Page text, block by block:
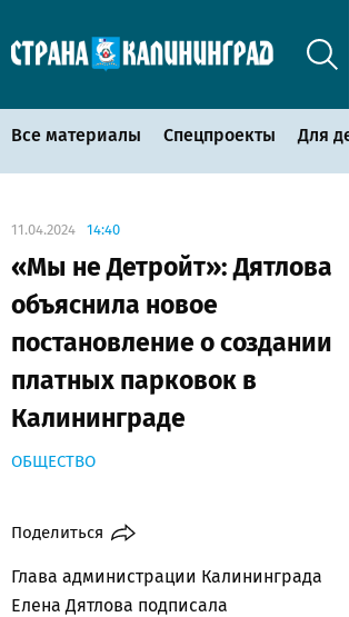
Все материалы Спецпроекты Для
11.04.2024 14:40
«Мы не Детройт»: Дятлова
объяснила новое
постановление о создании
платных парковок в
Калининграде
ОБЩЕСТВО
Поделиться
Глава администрации Калининграда
Елена Дятлова подписала